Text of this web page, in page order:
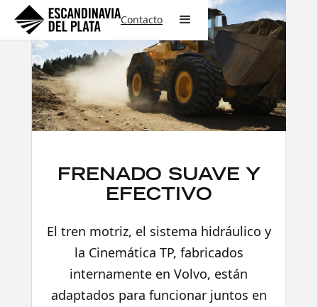
Contacto
FRENADO SUAVE Y
EFECTIVO
El tren motriz, el sistema hidráulico y
la Cinemática TP, fabricados
internamente en Volvo, están
adaptados para funcionar juntos en